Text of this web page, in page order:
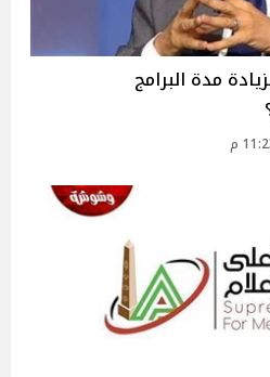
مدة البرامج